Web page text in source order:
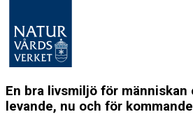
En bra livsmiljö för människan
levande, nu och för